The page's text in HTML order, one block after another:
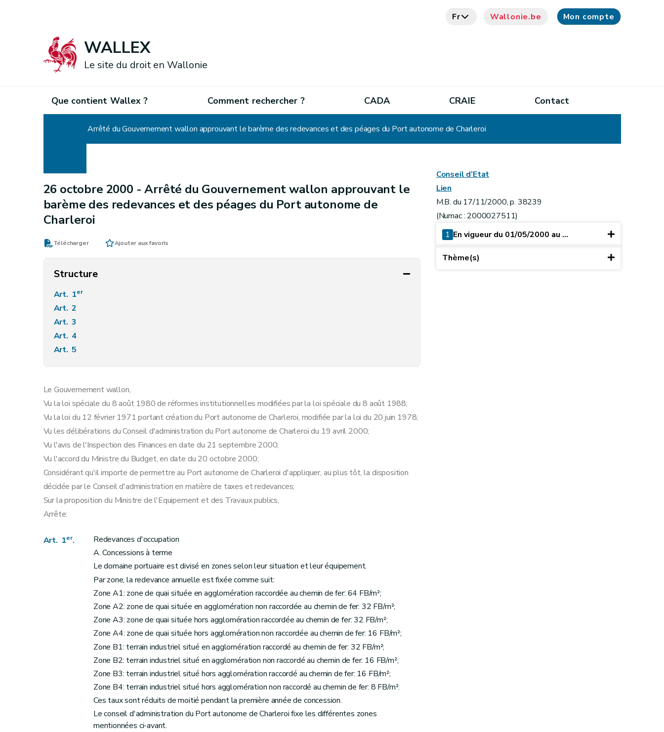
Fr Wallonie.be Mon compte
WALLEX
Le site du droit en Wallonie
Que contient Wallex ? Comment rechercher ? CADA CRAIE Contact
Arrêté du Gouvernement wallon approuvant le barème des redevances et des péages du Port autonome de Charleroi
26 octobre 2000 -Arrêté du Gouvernement wallon approuvant le
barème des redevances et des péages du Port autonome de
Charleroi
Télécharger Ajouter aux favoris
Structure
Art. 1er
Art. 2
Art. 3
Art. 4
Art. 5
Le Gouvernement wallon,
Vu la loi spéciale du 8 août 1980 de réformes institutionnelles modifiées par la loi spéciale du 8 août 1988;
Vu la loi du 12 février 1971 portant création du Port autonome de Charleroi, modifiée par la loi du 20 juin 1978;
Vu les délibérations du Conseil d'administration du Port autonome de Charleroi du 19 avril 2000;
Vu l'avis de l'Inspection des Finances en date du 21 septembre 2000;
Vu l'accord du Ministre du Budget, en date du 20 octobre 2000;
Considérant qu'il importe de permettre au Port autonome de Charleroi d'appliquer, au plus tôt, la disposition
décidée par le Conseil d'administration en matière de taxes et redevances;
Sur la proposition du Ministre de l'Equipement et des Travaux publics,
Arrête:
Art. 1er.
Redevances d'occupation
A. Concessions à terme
Le domaine portuaire est divisé en zones selon leur situation et leur équipement.
Par zone, la redevance annuelle est fixée comme suit:
Zone A1: zone de quai située en agglomération raccordée au chemin de fer: 64 FB/m²;
Zone A2: zone de quai située en agglomération non raccordée au chemin de fer: 32 FB/m²;
Zone A3: zone de quai située hors agglomération raccordée au chemin de fer: 32 FB/m²;
Zone A4: zone de quai située hors agglomération non raccordée au chemin de fer: 16 FB/m²;
Zone B1: terrain industriel situé en agglomération raccordé au chemin de fer: 32 FB/m²;
Zone B2: terrain industriel situé en agglomération non raccordé au chemin de fer: 16 FB/m²;
Zone B3: terrain industriel situé hors agglomération raccordé au chemin de fer: 16 FB/m²;
Zone B4: terrain industriel situé hors agglomération non raccordé au chemin de fer: 8 FB/m².
Ces taux sont réduits de moitié pendant la première année de concession.
Le conseil d'administration du Port autonome de Charleroi fixe les différentes zones
mentionnées ci-avant.
Conseil d’Etat
Lien
M.B. du 17/11/2000, p. 38239
(Numac : 2000027511)
1 En vigueur du 01/05/2000 au ...
Thème(s)